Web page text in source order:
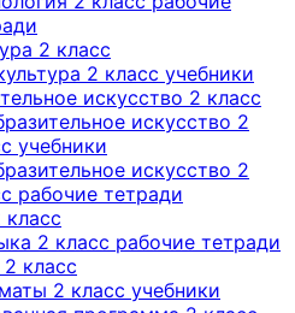
2 класс
2 класс учебники
искусство 2 класс
искусство 2
учебники
искусство 2
рабочие тетради
2 класс рабочие тетради
класс
2 класс учебники